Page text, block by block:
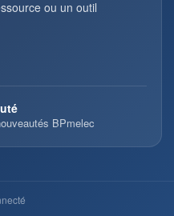
ou un outil
BPmelec